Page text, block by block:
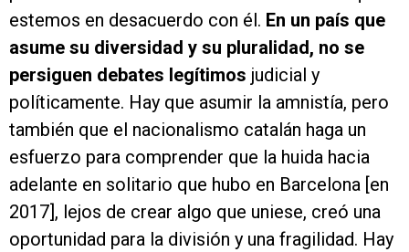
estemos en desacuerdo con él. En un país que
asume su diversidad y su pluralidad, no se
persiguen debates legítimos judicial y
políticamente. Hay que asumir la amnistía, pero
también que el nacionalismo catalán haga un
esfuerzo para comprender que la huida hacia
adelante en solitario que hubo en Barcelona [en
2017], lejos de crear algo que uniese, creó una
oportunidad para la división y una fragilidad. Hay